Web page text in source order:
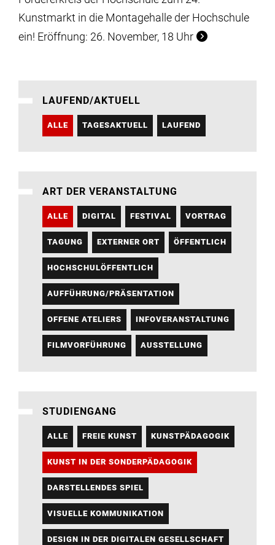
Kunstmarkt in die Montagehalle der Hochschule
ein! Eröffnung: 26. November, 18 Uhr
LAUFEND/AKTUELL
ALLE TAGESAKTUELL LAUFEND
ART DER VERANSTALTUNG
ALLE DIGITAL FESTIVAL VORTRAG
TAGUNG EXTERNER ORT ÖFFENTLICH
HOCHSCHULÖFFENTLICH
AUFFÜHRUNG/PRÄSENTATION
OFFENE ATELIERS INFOVERANSTALTUNG
FILMVORFÜHRUNG AUSSTELLUNG
STUDIENGANG
ALLE FREIE KUNST KUNSTPÄDAGOGIK
KUNST IN DER SONDERPÄDAGOGIK
DARSTELLENDES SPIEL
VISUELLE KOMMUNIKATION
DESIGN IN DER DIGITALEN GESELLSCHAFT